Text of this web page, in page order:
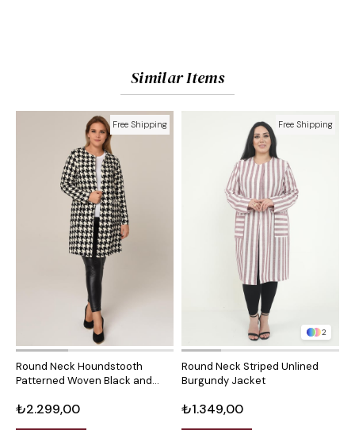
Similar Items
Round Neck Houndstooth
Patterned Woven Black and
Pockets
₺2.299,00
Free Shipping
2
Round Neck Striped Unlined
Burgundy Jacket
₺1.349,00
Free Shipping